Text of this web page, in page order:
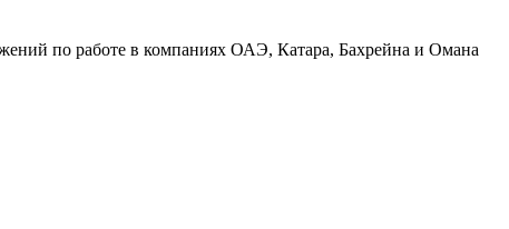
по работе в компаниях ОАЭ, Катара, Бахрейна и Омана